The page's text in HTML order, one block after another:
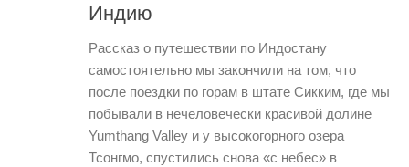
Индию
Рассказ о путешествии по Индостану
самостоятельно мы закончили на том, что
после поездки по горам в штате Сикким, где мы
побывали в нечеловечески красивой долине
Yumthang Valley и у высокогорного озера
Тсонгмо, спустились снова «с небес» в